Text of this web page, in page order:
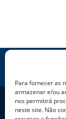
Para fornecer as
armazenar e/ou
nos permitirá
neste site. Não